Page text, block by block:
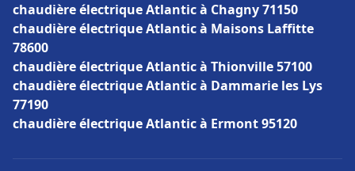
chaudière électrique Atlantic à Chagny 71150
chaudière électrique Atlantic à Maisons Laffitte
78600
chaudière électrique Atlantic à Thionville 57100
chaudière électrique Atlantic à Dammarie les Lys
77190
chaudière électrique Atlantic à Ermont 95120